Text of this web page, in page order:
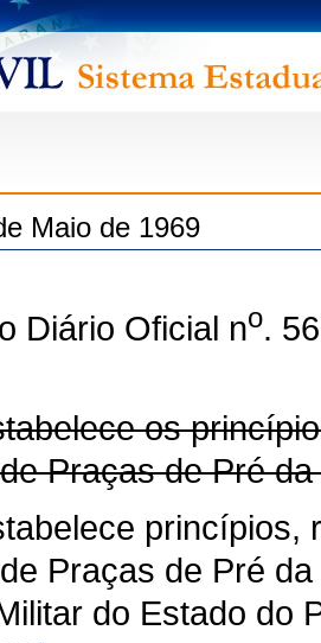
Maio de 1969
Diário Oficial no.
os
Praças de Pré
princípios,
Praças de Pré
do Estado do